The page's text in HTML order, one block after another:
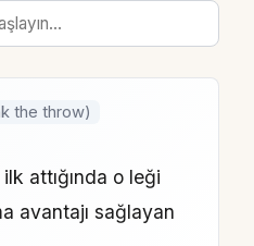
the throw)
attığında o leği
avantajı sağlayan